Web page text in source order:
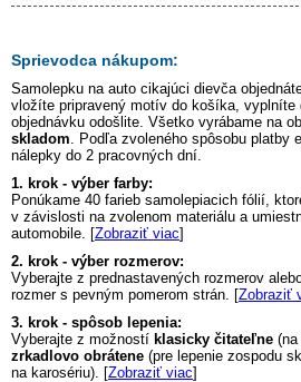
Sprievodca nákupom:
Samolepku na auto cikajúci dievča
vložíte pripravený motív do košíka, vyplníte
objednávku odošlite. Všetko vyrábame na
skladom . Podľa zvoleného spôsobu platby
nálepky do 2 pracovných dní.
1. krok - výber farby:
Ponúkame 40 farieb samolepiacich fólií,
v závislosti na zvolenom materiálu a
automobile. [Zobraziť viac]
2. krok - výber rozmerov:
Vyberajte z prednastavených rozmerov
rozmer s pevným pomerom strán. [Zobraziť
3. krok - spôsob lepenia:
Vyberajte z možností klasicky čitateľne
zrkadlovo obrátene (pre lepenie zospodu
na karosériu). [Zobraziť viac]